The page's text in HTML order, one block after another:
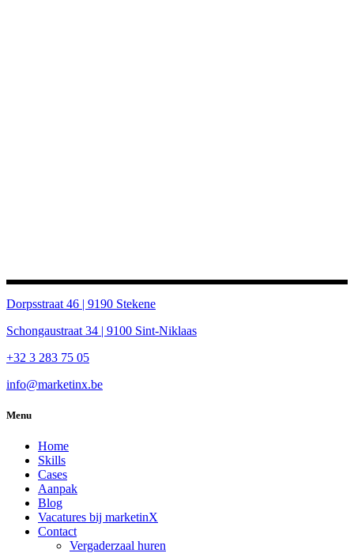
Dorpsstraat 46 | 9190 Stekene
Schongaustraat 34 | 9100 Sint-Niklaas
+32 3 283 75 05
info@marketinx.be
Menu
Home
Skills
Cases
Aanpak
Blog
Vacatures bij marketinX
Contact
Vergaderzaal huren